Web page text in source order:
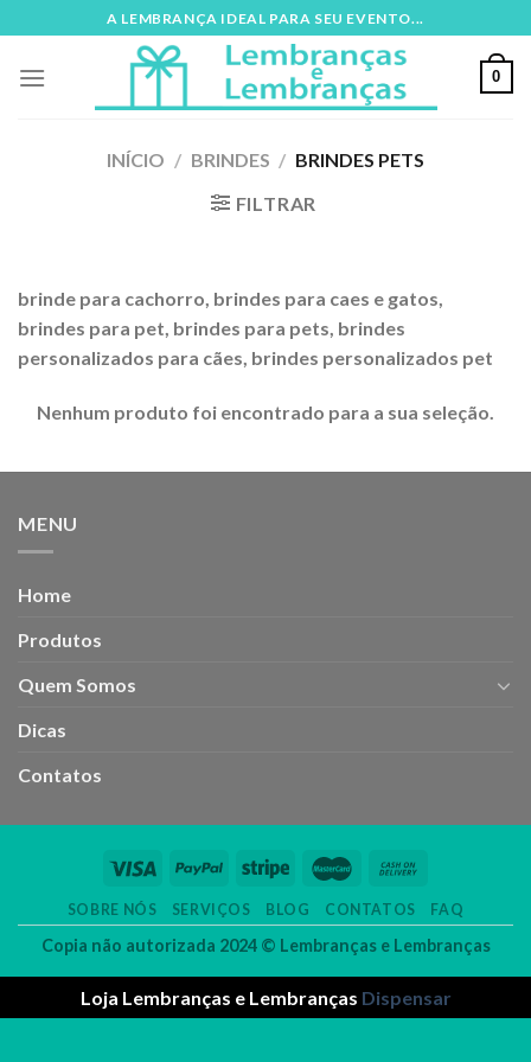
to
content
A LEMBRANÇA IDEAL PARA SEU EVENTO...
0
INÍCIO / BRINDES / BRINDES PETS
FILTRAR
brinde para cachorro, brindes para caes e gatos,
brindes para pet, brindes para pets, brindes
personalizados para cães, brindes personalizados pet
Nenhum produto foi encontrado para a sua seleção.
MENU
Home
Produtos
Quem Somos
Dicas
Contatos
SOBRE NÓS SERVIÇOS BLOG CONTATOS FAQ
Copia não autorizada 2024 © Lembranças e Lembranças
Loja Lembranças e Lembranças Dispensar